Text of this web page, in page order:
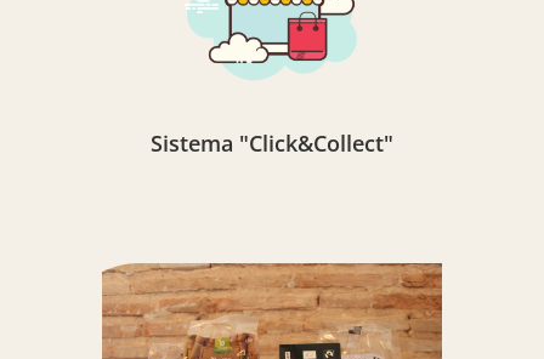
Sistema "Click&Collect"